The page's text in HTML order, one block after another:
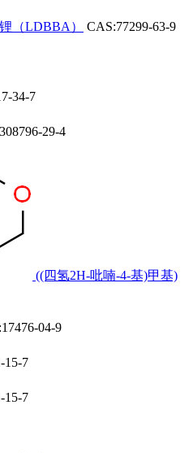
（LDBBA）
CAS:77299-63-9
34-7
29-4
((四氢2H-吡喃-4-基)甲基)
04-9
15-7
15-7